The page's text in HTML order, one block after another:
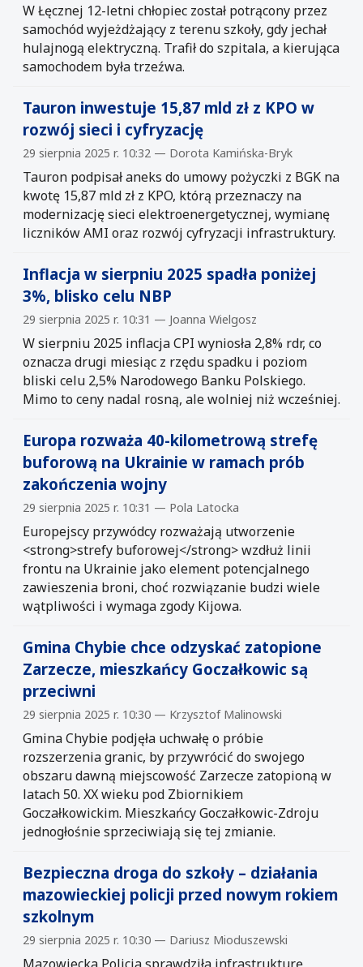
W Łęcznej 12-letni chłopiec został potrącony przez
samochód wyjeżdżający z terenu szkoły, gdy jechał
hulajnogą elektryczną. Trafił do szpitala, a kierująca
samochodem była trzeźwa.
Tauron inwestuje 15,87 mld zł z KPO w
rozwój sieci i cyfryzację
29 sierpnia 2025 r. 10:32 — Dorota Kamińska-Bryk
Tauron podpisał aneks do umowy pożyczki z BGK na
kwotę 15,87 mld zł z KPO, którą przeznaczy na
modernizację sieci elektroenergetycznej, wymianę
liczników AMI oraz rozwój cyfryzacji infrastruktury.
Inflacja w sierpniu 2025 spadła poniżej
3%, blisko celu NBP
29 sierpnia 2025 r. 10:31 — Joanna Wielgosz
W sierpniu 2025 inflacja CPI wyniosła 2,8% rdr, co
oznacza drugi miesiąc z rzędu spadku i poziom
bliski celu 2,5% Narodowego Banku Polskiego.
Mimo to ceny nadal rosną, ale wolniej niż wcześniej.
Europa rozważa 40-kilometrową strefę
buforową na Ukrainie w ramach prób
zakończenia wojny
29 sierpnia 2025 r. 10:31 — Pola Latocka
Europejscy przywódcy rozważają utworzenie
<strong>strefy buforowej</strong> wzdłuż linii
frontu na Ukrainie jako element potencjalnego
zawieszenia broni, choć rozwiązanie budzi wiele
wątpliwości i wymaga zgody Kijowa.
Gmina Chybie chce odzyskać zatopione
Zarzecze, mieszkańcy Goczałkowic są
przeciwni
29 sierpnia 2025 r. 10:30 — Krzysztof Malinowski
Gmina Chybie podjęła uchwałę o próbie
rozszerzenia granic, by przywrócić do swojego
obszaru dawną miejscowość Zarzecze zatopioną w
latach 50. XX wieku pod Zbiornikiem
Goczałkowickim. Mieszkańcy Goczałkowic-Zdroju
jednogłośnie sprzeciwiają się tej zmianie.
Bezpieczna droga do szkoły – działania
mazowieckiej policji przed nowym rokiem
szkolnym
29 sierpnia 2025 r. 10:30 — Dariusz Mioduszewski